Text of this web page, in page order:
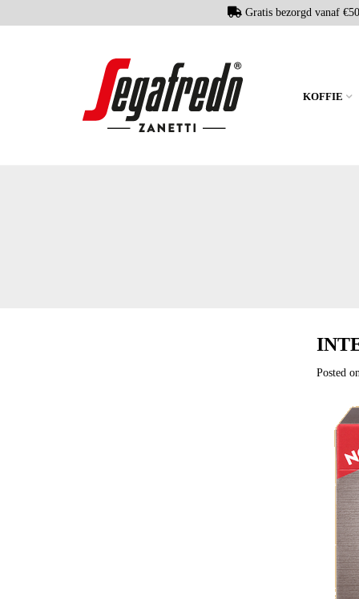
Gratis bezorgd vanaf
KOFFIE
Posted